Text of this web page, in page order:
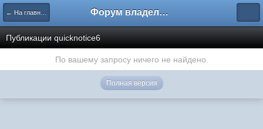
← На главную Форум владельцев интернет-магазинов
Публикации quicknotice6
По вашему запросу ничего не найдено.
Полная версия